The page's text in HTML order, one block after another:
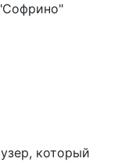
который